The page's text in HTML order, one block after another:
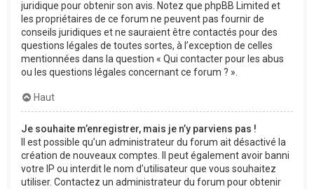
juridique pour obtenir son avis. Notez que phpBB Limited et
les propriétaires de ce forum ne peuvent pas fournir de
conseils juridiques et ne sauraient être contactés pour des
questions légales de toutes sortes, à l’exception de celles
mentionnées dans la question « Qui contacter pour les abus
ou les questions légales concernant ce forum ? ».
Haut
Je souhaite m’enregistrer, mais je n’y parviens pas !
Il est possible qu’un administrateur du forum ait désactivé la
création de nouveaux comptes. Il peut également avoir banni
votre IP ou interdit le nom d’utilisateur que vous souhaitez
utiliser. Contactez un administrateur du forum pour obtenir